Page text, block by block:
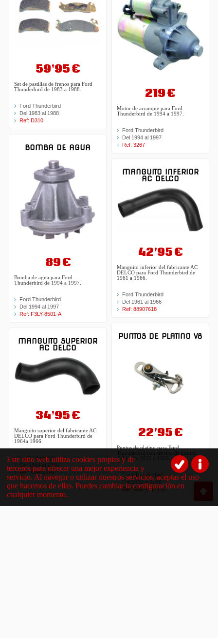
59'95 €
Set de pastillas de frenos para Ford
Thunderbird de 1983 a 1988.
Ford Thunderbird
Del 1983 al 1988
Ref: D310
BOMBA DE AGUA
89 €
Bomba de agua para Ford
Thunderbird de 1994 a 1997.
Ford Thunderbird
Del 1994 al 1997
Ref: F3LY-8501-A
MANGUITO SUPERIOR
AC DELCO
34'95 €
Manguito superior del fabricante AC
DELCO para Ford Thunderbird de
1964a 1966.
Ford Thunderbird
Del 1964 al 1966
Ref: 88907629
219 €
Motor de arranque para Ford
Thunderbird de 1994 a 1997.
Ford Thunderbird
Del 1994 al 1997
Ref: 3267
MANGUITO INFERIOR
AC DELCO
42'95 €
Manguito inferior del fabricante AC
DELCO para Ford Thunderbird de
1961 a 1966.
Ford Thunderbird
Del 1961 al 1966
Ref: 88907618
PUNTOS DE PLATINO V8
22'95 €
Puntos de platino para Ford
dobles de 1955 y 1956.
Ford Thunderbird
Del 1955 al 1956
Ref: FAB-12171-B
Este sitio web utiliza cookies propias y de
terceros para ofrecer una mejor experiencia y
servicio. Al navegar o utilizar nuestros servicios, aceptas el uso
que hacemos de ellas. Puedes cambiar la configuración en
cualquier momento.